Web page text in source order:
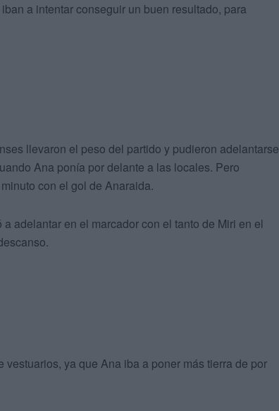
a intentar conseguir un buen resultado, para
llevaron el peso del partido y pudieron adelantarse
Ana ponía por delante a las locales. Pero
con el gol de Anaraida.
adelantar en el marcador con el tanto de Miri en el
ya que Ana iba a poner más tierra de por